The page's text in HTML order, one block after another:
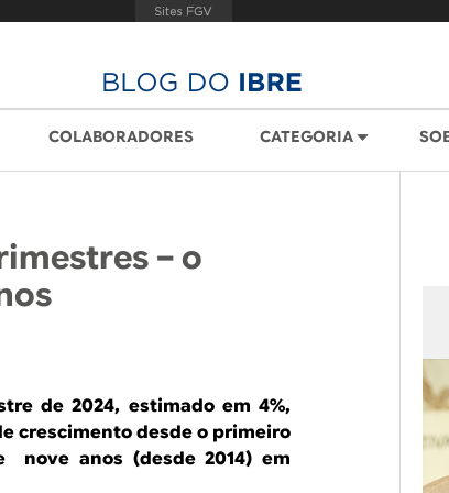
COLABORADORES CATEGORIA
– o
de 2024, estimado em 4%,
crescimento desde o primeiro
nove anos (desde 2014) em